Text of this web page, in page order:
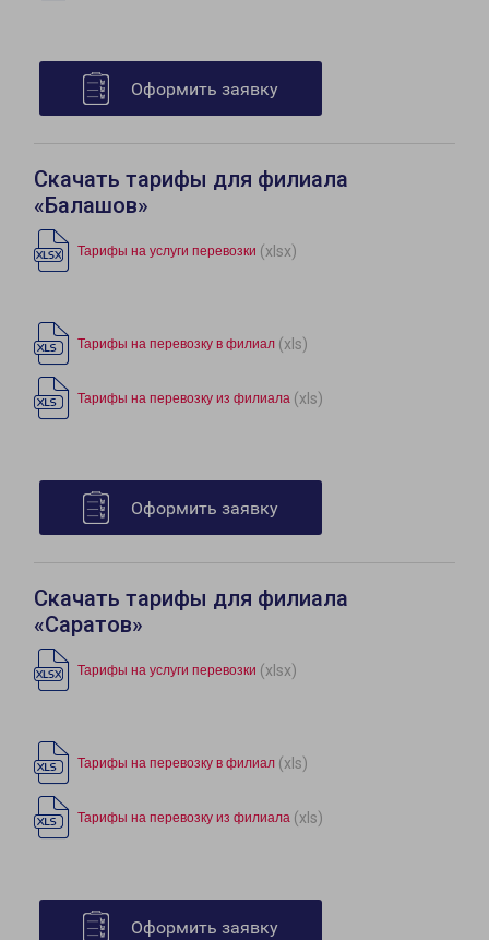
Оформить заявку
Скачать тарифы для филиала
«Балашов»
Тарифы на услуги перевозки (xlsx)
Тарифы на перевозку в филиал (xls)
Тарифы на перевозку из филиала (xls)
Оформить заявку
Скачать тарифы для филиала
«Саратов»
Тарифы на услуги перевозки (xlsx)
Тарифы на перевозку в филиал (xls)
Тарифы на перевозку из филиала (xls)
Оформить заявку